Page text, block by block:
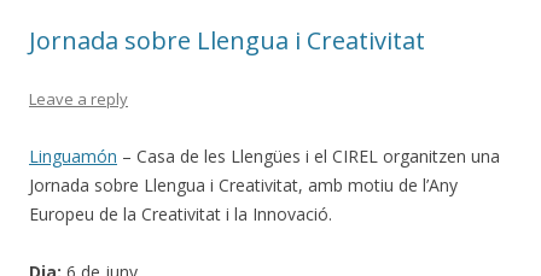
Jornada sobre Llengua i Creativitat
Leave a reply
Linguamón – Casa de les Llengües i el CIREL organitzen una
Jornada sobre Llengua i Creativitat, amb motiu de l’Any
Europeu de la Creativitat i la Innovació.